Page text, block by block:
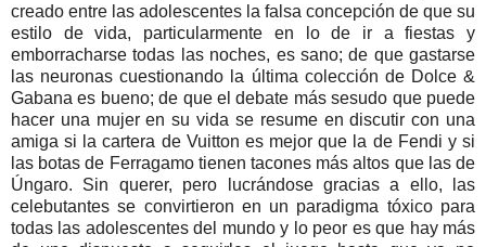
creado entre las adolescentes la falsa concepción de que su
estilo de vida, particularmente en lo de ir a fiestas y
emborracharse todas las noches, es sano; de que gastarse
las neuronas cuestionando la última colección de Dolce &
Gabana es bueno; de que el debate más sesudo que puede
hacer una mujer en su vida se resume en discutir con una
amiga si la cartera de Vuitton es mejor que la de Fendi y si
las botas de Ferragamo tienen tacones más altos que las de
Úngaro. Sin querer, pero lucrándose gracias a ello, las
celebutantes se convirtieron en un paradigma tóxico para
todas las adolescentes del mundo y lo peor es que hay más